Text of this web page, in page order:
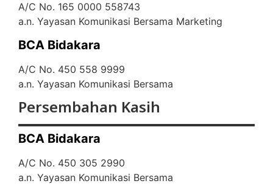
A/C No. 165 0000 558743
a.n. Yayasan Komunikasi Bersama Marketing
BCA Bidakara
A/C No. 450 558 9999
a.n. Yayasan Komunikasi Bersama
Persembahan Kasih
BCA Bidakara
A/C No. 450 305 2990
a.n. Yayasan Komunikasi Bersama